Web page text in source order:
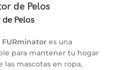
de Pelos
Pelos
FURminator es una
para mantener tu hogar
mascotas en ropa,